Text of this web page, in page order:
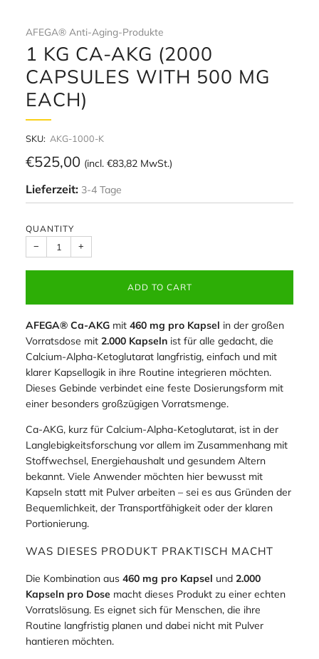
AFEGA® Anti-Aging-Produkte
1 KG CA-AKG (2000
CAPSULES WITH 500 MG
EACH)
SKU: AKG-1000-K
Regular
price
€525,00 (incl. €83,82 MwSt.)
Lieferzeit: 3-4 Tage
QUANTITY
− +
ADD TO CART
AFEGA® Ca-AKG mit 460 mg pro Kapsel in der großen
Vorratsdose mit 2.000 Kapseln ist für alle gedacht, die
Calcium-Alpha-Ketoglutarat langfristig, einfach und mit
klarer Kapsellogik in ihre Routine integrieren möchten.
Dieses Gebinde verbindet eine feste Dosierungsform mit
einer besonders großzügigen Vorratsmenge.
Ca-AKG, kurz für Calcium-Alpha-Ketoglutarat, ist in der
Langlebigkeitsforschung vor allem im Zusammenhang mit
Stoffwechsel, Energiehaushalt und gesundem Altern
bekannt. Viele Anwender möchten hier bewusst mit
Kapseln statt mit Pulver arbeiten – sei es aus Gründen der
Bequemlichkeit, der Transportfähigkeit oder der klaren
Portionierung.
WAS DIESES PRODUKT PRAKTISCH MACHT
Die Kombination aus 460 mg pro Kapsel und 2.000
Kapseln pro Dose macht dieses Produkt zu einer echten
Vorratslösung. Es eignet sich für Menschen, die ihre
Routine langfristig planen und dabei nicht mit Pulver
hantieren möchten.